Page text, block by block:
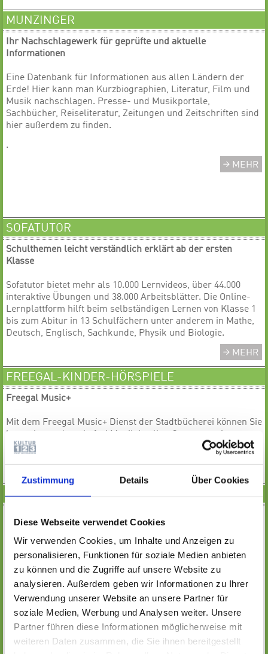
Zustimmung Details Über Cookies
Diese Webseite verwendet Cookies
Wir verwenden Cookies, um Inhalte und Anzeigen zu
personalisieren, Funktionen für soziale Medien anbieten
zu können und die Zugriffe auf unsere Website zu
analysieren. Außerdem geben wir Informationen zu Ihrer
Verwendung unserer Website an unsere Partner für
soziale Medien, Werbung und Analysen weiter. Unsere
Partner führen diese Informationen möglicherweise mit
weiteren Daten zusammen, die Sie ihnen bereitgestellt
MUNZINGER
Ihr Nachschlagewerk für geprüfte und aktuelle
Informationen
Eine Datenbank für Informationen aus allen Ländern der
Erde! Hier kann man Kurzbiographien, Literatur, Film und
Musik nachschlagen. Presse- und Musikportale,
Sachbücher, Reiseliteratur, Zeitungen und Zeitschriften sind
hier außerdem zu finden.
.
MEHR
SOFATUTOR
Schulthemen leicht verständlich erklärt ab der ersten
Klasse
Sofatutor bietet mehr als 10.000 Lernvideos, über 44.000
interaktive Übungen und 38.000 Arbeitsblätter. Die Online-
Lernplattform hilft beim selbständigen Lernen von Klasse 1
bis zum Abitur in 13 Schulfächern unter anderem in Mathe,
Deutsch, Englisch, Sachkunde, Physik und Biologie.
MEHR
FREEGAL-KINDER-HÖRSPIELE
Freegal Music+
Mit dem Freegal Music+ Dienst der Stadtbücherei können Sie
kostenlos und werbefrei Musik in allen Genres sowie
Kinderhörspiele streamen und herunterladen.
MEHR
DUDEN-BASISWISSEN
Hier findet man Lernmaterialien zu alle Fragen rund um die
deutsche Sprache inklusive Sprachwissen für die
Außerdem Basiswissen von der Grundschule bis zum Abi in
Mathe, Englisch, Biologie und viele andere Fächer.
MEHR